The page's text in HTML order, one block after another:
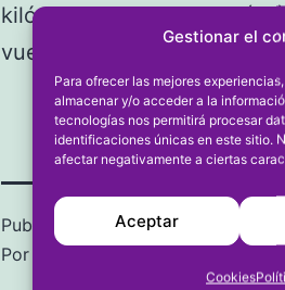
Gestionar el
Para ofrecer las mejores
almacenar y/o acceder a la
tecnologías nos permitirá procesar
identificaciones únicas en este sitio.
afectar negativamente a ciertas
Aceptar
Cookies
kilómetros de recorrido
vueltas.
Publicada el
09/02/2024
Por